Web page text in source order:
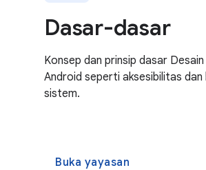
Dasar-dasar
Konsep dan prinsip dasar Desain
Android seperti aksesibilitas dan
sistem.
Buka yayasan